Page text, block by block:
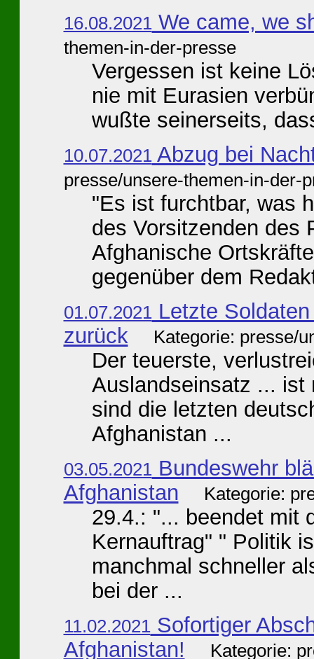
16.08.2021 We came, we
themen-in-der-presse
Vergessen ist keine
nie mit Eurasien
wußte seinerseits,
10.07.2021 Abzug bei
presse/unsere-themen-in-der-
"Es ist furchtbar, was
des Vorsitzenden des
Afghanische
gegenüber dem
01.07.2021 Letzte
zurück
Kategorie: presse/
Der teuerste,
Auslandseinsatz ... ist
sind die letzten
Afghanistan ...
03.05.2021 Bundeswehr
Afghanistan
Kategorie:
29.4.: "... beendet mit
Kernauftrag" " Politik
manchmal schneller
bei der ...
11.02.2021 Sofortiger
Afghanistan!
Kategorie: